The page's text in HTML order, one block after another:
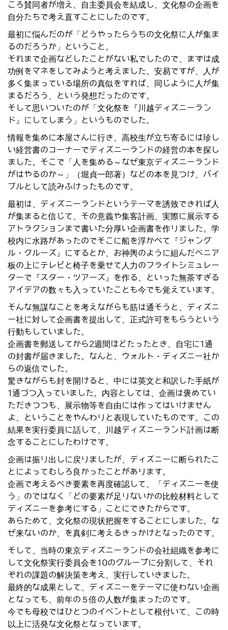
ころ賛同者が増え、自主委員会を結成し、文化祭の企画を
自分たちで考え直すことにしたのです。
最初に悩んだのが「どうやったらうちの文化祭に人が集ま
るのだろうか」ということ。
それまで企画などしたことがない私でしたので、まずは成
功例をマネをしてみようと考えました。安易ですが、人が
多く集まっている場所の真似をすれば、同じように人が集
まるだろう、という発想だったのです。
そして思いついたのが「文化祭を『川越ディズニーラン
ド』にしてしまう」というものでした。
情報を集めに本屋さんに行き、高校生が立ち寄るには珍し
い経営書のコーナーでディズニーランドの経営の本を探し
ました。そこで「人を集める～なぜ東京ディズニーランド
がはやるのか～」（堀貞一郎著）などの本を見つけ、バイ
ブルとして読みふけったものです。
最初は、ディズニーランドというテーマを誘致できれば人
が集まると信じて、その意義や集客計画、実際に展示する
アトラクションまで書いた分厚い企画書を作りました。学
校内に水路があったのでそこに船を浮かべて『ジャング
ル・クルーズ』にするとか、お神輿のように組んだベニア
板の上にテレビと椅子を乗せて人力のフライトシミュレー
ターで『スター・ツアーズ』を作る、といった無茶すぎる
アイデアの数々も入っていたことも今でも覚えています。
そんな無謀なことを考えながらも筋は通そうと、ディズニ
ー社に対して企画書を提出して、正式許可をもらうという
行動もしていました。
企画書を郵送してから2週間ほどたったとき、自宅に1通
の封書が届きました。なんと、ウォルト・ディズニー社か
らの返信でした。
驚きながらも封を開けると、中には英文と和訳した手紙が
1通づつ入っていました。内容としては、企画は褒めてい
ただきつつも、展示物等を自由には作ってはいけません
よ、ということをやんわりと表現していたものです。この
結果を実行委員に話して、川越ディズニーランド計画は断
念することにしたわけです。
企画は振り出しに戻りましたが、ディズニーに断られたこ
とによってむしろ良かったことがあります。
企画で考えるべき要素を再度確認して、「ディズニーを使
う」のではなく「どの要素が足りないかの比較材料として
ディズニーを参考にする」ことにできたからです。
あらためて、文化祭の現状把握をすることにしました。な
ぜ来ないのか、を真剣に考えるきっかけとなったのです。
そして、当時の東京ディズニーランドの会社組織を参考に
して文化祭実行委員会を10のグループに分割して、それ
ぞれの課題の解決策を考え、実行していきました。
最終的な成果として、ディズニーをテーマに使わない企画
となっても、前年の５倍の人数が集まったのです。
今でも母校ではひとつのイベントとして根付いて、この時
以上に活発な文化祭となっています。